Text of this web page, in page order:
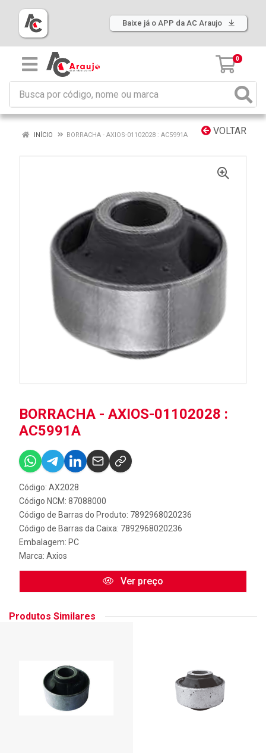
Baixe já o APP da AC Araujo
0
VOLTAR
INÍCIO BORRACHA - AXIOS-01102028 : AC5991A
BORRACHA - AXIOS-01102028 :
AC5991A
Código: AX2028
Código NCM: 87088000
Código de Barras do Produto: 7892968020236
Código de Barras da Caixa: 7892968020236
Embalagem: PC
Marca: Axios
Ver preço
Produtos Similares